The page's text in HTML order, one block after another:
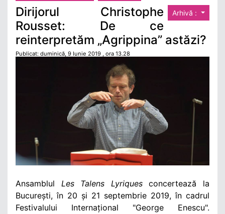
Arhivă :
Dirijorul Christophe
Rousset: De ce
reinterpretăm „Agrippina” astăzi?
Publicat: duminică, 9 Iunie 2019 , ora 13.28
Ansamblul Les Talens Lyriquesconcertează la
București, în 20 și 21 septembrie 2019, în cadrul
Festivalului Internațional "George Enescu".